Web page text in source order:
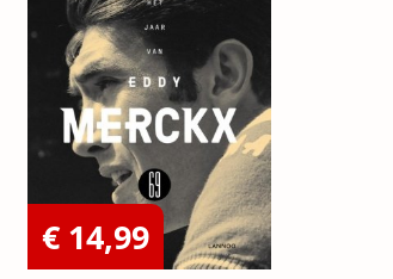
€ 14,99